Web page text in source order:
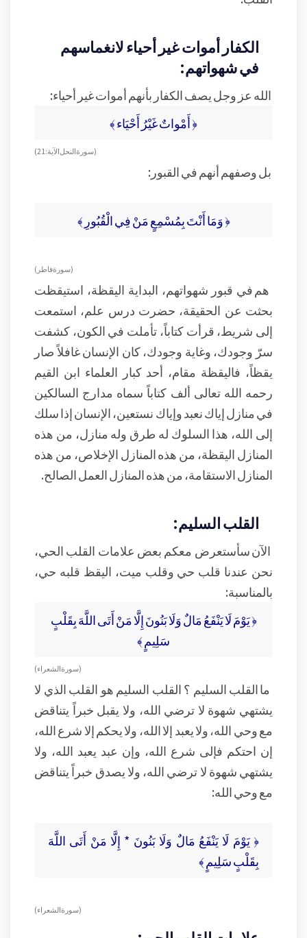
الكفار أموات غير أحياء لانغماسهم
في شهواتهم:
الله عز وجل يصف الكفار بأنهم أموات غير أحياء:
﴿ أَمْواتٌ غَيْرُ أَحْيَاء ﴾
( سورة النحل الآية: 21 )
بل وصفهم أنهم في القبور:
﴿ وَمَا أَنْتَ بِمُسْمِعٍ مَنْ فِي الْقُبُورِ ﴾
( سورة فاطر )
هم في قبور شهواتهم، البداية اليقظة، استيقظت
بحثت عن الحقيقة، حضرت درس علم، استمعت
إلى شريط، قرأت كتاباً، تأملت في الكون، كشفت
سرّ وجودك، وغاية وجودك، كان الإنسان غافلاً صار
يقظاً، فاليقظة مقام، أحد كبار العلماء ابن القيم
رحمه الله تعالى ألف كتاباً سماه مدارج السالكين
في منازل إياك نعبد وإياك نستعين، الإنسان إذا سلك
إلى الله، هذا السلوك له طرق وله منازل، من هذه
المنازل اليقظة، من هذه المنازل الإخلاص، من هذه
المنازل الاستقامة، من هذه المنازل العمل الصالح.
القلب السليم:
الآن سأستعرض معكم بعض علامات القلب الحي،
نحن عندنا قلب حي وقلب ميت، اليقظ قلبه حي،
بالمناسبة:
﴿ يَوْمَ لَا يَنْفَعُ مَالٌ وَلَا بَنُونَ إِلَّا مَنْ أَتَى اللَّهَ بِقَلْبٍ
سَلِيمٍ ﴾
( سورة الشعراء )
ما القلب السليم ؟ القلب السليم هو القلب الذي لا
يشتهي شهوة لا ترضي الله، ولا يقبل خبراً يتناقض
مع وحي الله، ولا يعبد إلا الله، ولا يحكم إلا شرع الله،
إن احتكم فإلى شرع الله، وإن عبد يعبد الله، ولا
يشتهي شهوة لا ترضي الله، ولا يصدق خبراً يتناقض
مع وحي الله:
﴿ يَوْمَ لَا يَنْفَعُ مَالٌ وَلَا بَنُونَ * إِلَّا مَنْ أَتَى اللَّهَ
بِقَلْبٍ سَلِيمٍ ﴾
( سورة الشعراء )